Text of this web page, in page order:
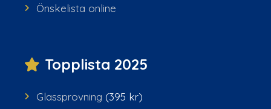
Önskelista online
Topplista 2025
Glassprovning (395 kr)